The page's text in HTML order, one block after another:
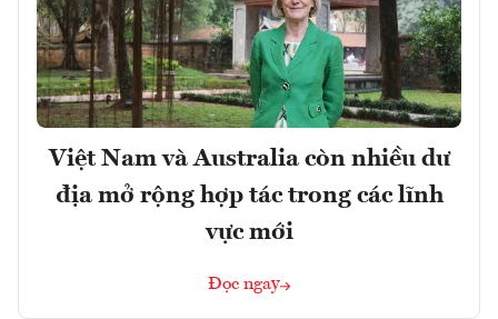
Việt Nam và Australia còn nhiều dư
địa mở rộng hợp tác trong các lĩnh
vực mới
Đọc ngay